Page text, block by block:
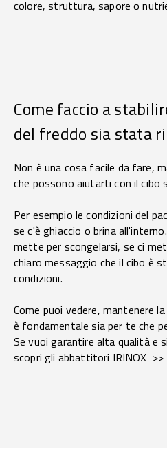
colore, struttura, sapore o
Come faccio a
del freddo sia stata
Non è una cosa facile da fare,
che possono aiutarti con il cibo
Per esempio le condizioni del
se c'è ghiaccio o brina
mette per scongelarsi, se ci
chiaro messaggio che il cibo è
condizioni.
Come puoi vedere, mantenere
è fondamentale sia per te che
Se vuoi garantire alta qualità e
scopri gli abbattitori IRINOX >>